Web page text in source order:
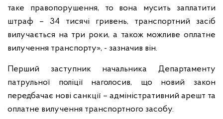
таке правопорушення, то вона мусить заплатити
штраф – 34 тисячі гривень, транспортний засіб
вилучається на три роки, а також можливе оплатне
вилучення транспорту», - зазначив він.
Перший заступник начальника Департаменту
патрульної поліції наголосив, що новий закон
передбачає нові санкції – адміністративний арешт та
оплатне вилучення транспортного засобу.